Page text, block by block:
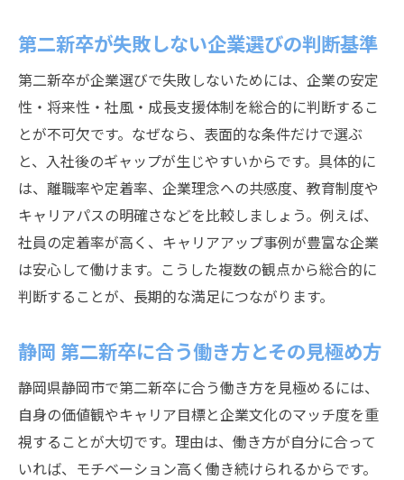
第二新卒が失敗しない企業選びの判断基準
第二新卒が企業選びで失敗しないためには、企業の安定
性・将来性・社風・成長支援体制を総合的に判断するこ
とが不可欠です。なぜなら、表面的な条件だけで選ぶ
と、入社後のギャップが生じやすいからです。具体的に
は、離職率や定着率、企業理念への共感度、教育制度や
キャリアパスの明確さなどを比較しましょう。例えば、
社員の定着率が高く、キャリアアップ事例が豊富な企業
は安心して働けます。こうした複数の観点から総合的に
判断することが、長期的な満足につながります。
静岡 第二新卒に合う働き方とその見極め方
静岡県静岡市で第二新卒に合う働き方を見極めるには、
自身の価値観やキャリア目標と企業文化のマッチ度を重
視することが大切です。理由は、働き方が自分に合って
いれば、モチベーション高く働き続けられるからです。